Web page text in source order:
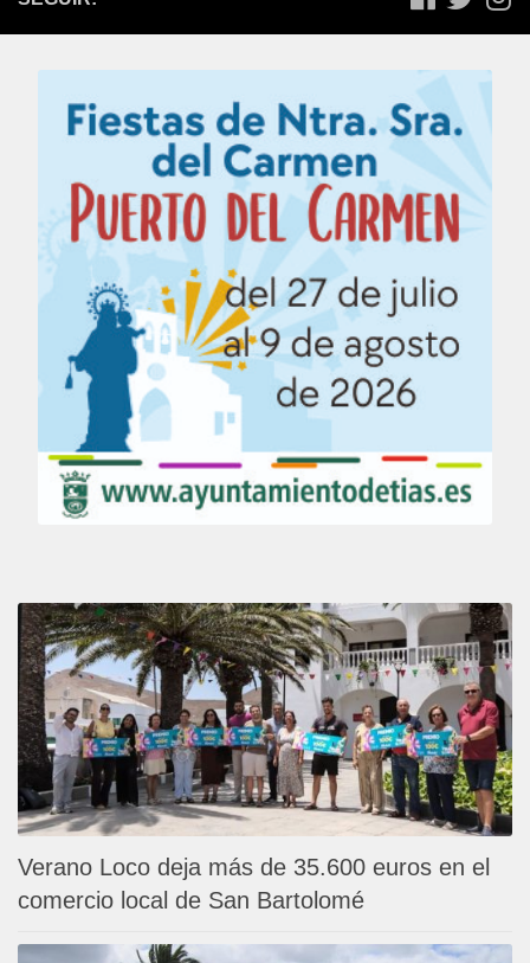
Verano Loco deja más de 35.600 euros en el
comercio local de San Bartolomé